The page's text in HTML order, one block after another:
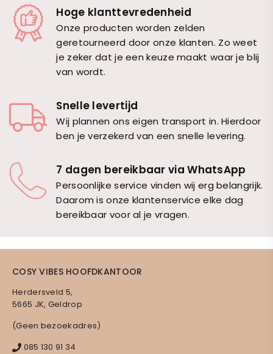
Hoge klanttevredenheid
Onze producten worden zelden
geretourneerd door onze klanten. Zo weet
je zeker dat je een keuze maakt waar je blij
van wordt.
Snelle levertijd
Wij plannen ons eigen transport in. Hierdoor
ben je verzekerd van een snelle levering.
7 dagen bereikbaar via WhatsApp
Persoonlijke service vinden wij erg belangrijk.
Daarom is onze klantenservice elke dag
bereikbaar voor al je vragen.
COSY VIBES HOOFDKANTOOR
Herdersveld 5,
5665 JK, Geldrop
(Geen bezoekadres)
085 130 91 34